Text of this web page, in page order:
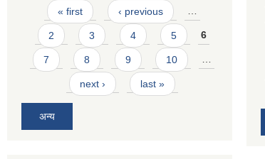
Pages
« first ‹ previous …
2 3 4 5 6
7 8 9 10 …
next › last »
अन्य